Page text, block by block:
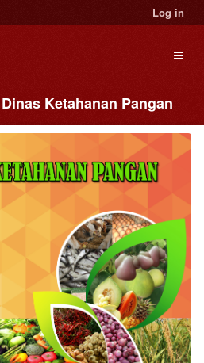
Log in
Dinas Ketahanan Pangan